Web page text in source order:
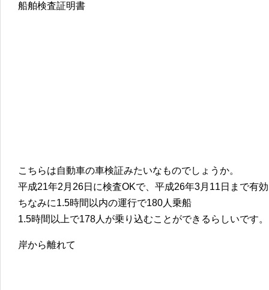
船舶検査証明書
こちらは自動車の車検証みたいなものでしょうか。
平成21年2月26日に検査OKで、平成26年3月11日まで有
ちなみに1.5時間以内の運行で180人乗船
1.5時間以上で178人が乗り込むことができるらしいです。
岸から離れて